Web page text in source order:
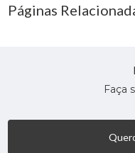
Páginas
Faça